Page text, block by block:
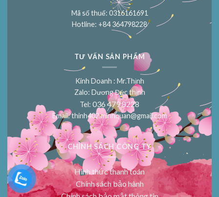
Mã số thuế: 0316161691
Hotline: +84 364798228
TƯ VẤN SẢN PHẨM
Kinh Doanh : Mr.Thịnh
Zalo: Dương Đức thịnh
Tel: 036 479 8228
Email:thinh402.minhquan@gmail.com
CHÍNH SÁCH CÔNG TY
Hình thức thanh toán
Chính sách bảo hành